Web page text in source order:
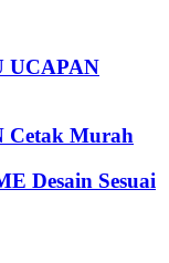
UCAPAN
Cetak Murah
Desain Sesuai